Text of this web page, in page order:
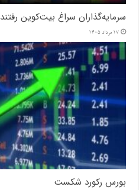
سرمایه‌گذاران سراغ بیت‌کوین رفتند
17 مرداد 1405
بورس رکورد شکست